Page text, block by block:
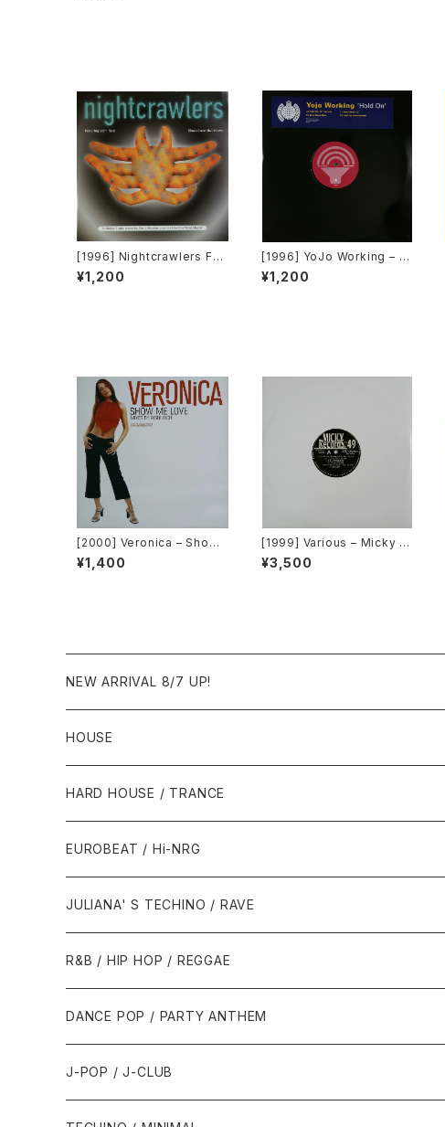
[1996] Nightcrawlers Fea
turing John Reid – Shoul
d I Ever (Fall In Love) [1st
¥1,200
[1996] YoJo Working – H
old On [Sound Of Ministr
y][2枚組][PROMO]
¥1,200
[2000] Veronica – Show
Me Love [Urbanstar]
¥1,400
[1999] Various – Micky R
ecord Vol. 49 [Micky Rec
ords Inc.][PROMO]
¥3,500
NEW ARRIVAL 8/7 UP!
HOUSE
1980年代
1987年・以前
1988年
1990年代
1990年
1991年
2000年代
2000年
2001年
2010年代
2010年
2011年
HARD HOUSE / TRANCE
1990年代
1994年・以前
1995年
2000年代
2000年
2001年
EUROBEAT / Hi-NRG
1980年代
1986年・以前
1987年
1990年代
1990年
1991年
2000年代
JULIANA' S TECHINO / RAVE
1990年代
1990年
1991年
2000年代
2000年
2001年
R&B / HIP HOP / REGGAE
1980年代
1985年・以前
1986年
1990年代
1990年
DANCE POP / PARTY ANTHEM
1980年代
1988年・以前
J-POP / J-CLUB